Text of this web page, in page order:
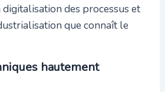
des processus et
que connaît le
hautement